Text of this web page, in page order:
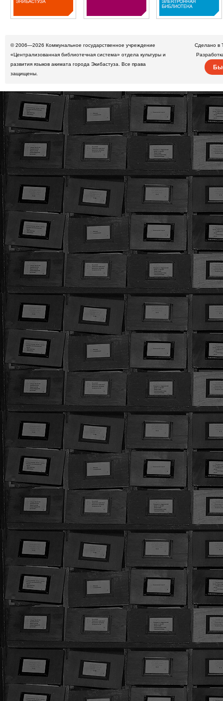
© 2006—2026 Коммунальное государственное учреждение
«Централизованная библиотечная система» отдела культуры и
развития языков акимата города Экибастуза. Все права
защищены.
Сделано в